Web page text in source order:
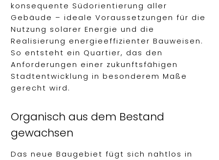
konsequente Südorientierung aller
Gebäude – ideale Voraussetzungen für die
Nutzung solarer Energie und die
Realisierung energieeffizienter Bauweisen.
So entsteht ein Quartier, das den
Anforderungen einer zukunftsfähigen
Stadtentwicklung in besonderem Maße
gerecht wird.
Organisch aus dem Bestand
gewachsen
Das neue Baugebiet fügt sich nahtlos in